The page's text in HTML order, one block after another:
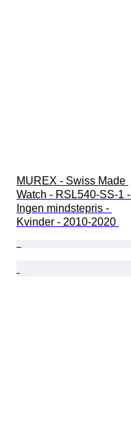
MUREX - Swiss Made
Watch - RSL540-SS-1 -
Ingen mindstepris -
Kvinder - 2010-2020